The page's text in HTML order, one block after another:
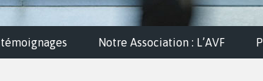
témoignages Notre Association : L’AVF